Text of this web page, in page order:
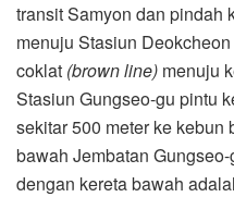
transit Samyon dan pindah
menuju Stasiun
coklat (brown line) menuju
Stasiun Gungseo-gu pintu
sekitar 500 meter ke kebun
bawah Jembatan
dengan kereta bawah